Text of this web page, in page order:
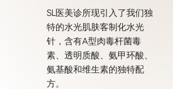
SL医美诊所现引入了我们独
特的水光肌肤客制化水光
针，含有A型肉毒杆菌毒
素、透明质酸、氨甲环酸、
氨基酸和维生素的独特配
方。